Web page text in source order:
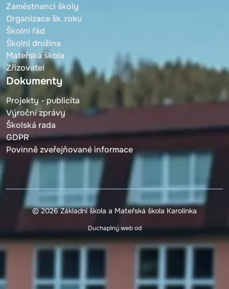
Zaměstnanci školy
Organizace šk. roku
Školní řád
Školní družina
Mateřská škola
Zřizovatel
Dokumenty
Projekty - publicita
Výroční zprávy
Školská rada
GDPR
Povinně zveřejňované informace
© 2026 Základní škola a Mateřská škola Karolinka
Duchaplný web od